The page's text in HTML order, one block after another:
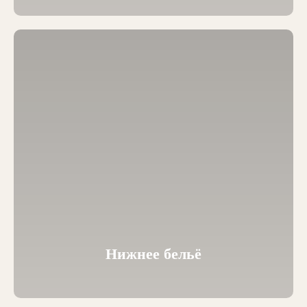
Нижнее бельё